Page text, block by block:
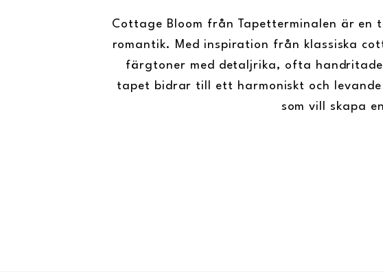
Cottage Bloom från Tapetterminalen är en
romantik. Med inspiration från klassiska
färgtoner med detaljrika, ofta
tapet bidrar till ett harmoniskt och
som vill skapa